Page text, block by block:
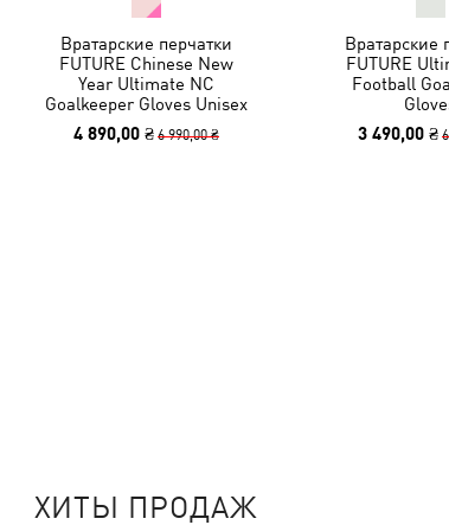
Вратарские перчатки
FUTURE Chinese New
Year Ultimate NC
Goalkeeper Gloves Unisex
4 890,00 ₴ 6 990,00 ₴
Вратарские
FUTURE
Football
3 490,00 ₴
ХИТЫ ПРОДАЖ